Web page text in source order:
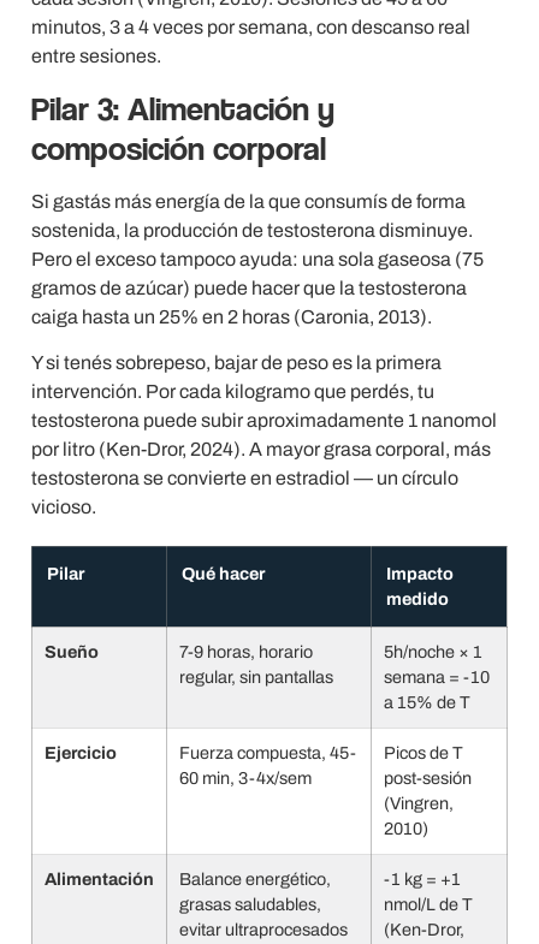
minutos, 3 a 4 veces por semana, con descanso real
entre sesiones.
Pilar 3: Alimentación y
composición corporal
Si gastás más energía de la que consumís de forma
sostenida, la producción de testosterona disminuye.
Pero el exceso tampoco ayuda: una sola gaseosa (75
gramos de azúcar) puede hacer que la testosterona
caiga hasta un 25% en 2 horas (Caronia, 2013).
Y si tenés sobrepeso, bajar de peso es la primera
intervención. Por cada kilogramo que perdés, tu
testosterona puede subir aproximadamente 1 nanomol
por litro (Ken-Dror, 2024). A mayor grasa corporal, más
testosterona se convierte en estradiol — un círculo
vicioso.
Pilar Qué hacer
Impacto
medido
Sueño
7-9 horas, horario
regular, sin pantallas
5h/noche × 1
semana = -10
a 15% de T
Ejercicio
Fuerza compuesta, 45-
60 min, 3-4x/sem
Picos de T
post-sesión
(Vingren,
2010)
Alimentación
Balance energético,
grasas saludables,
evitar ultraprocesados
-1 kg = +1
nmol/L de T
(Ken-Dror,